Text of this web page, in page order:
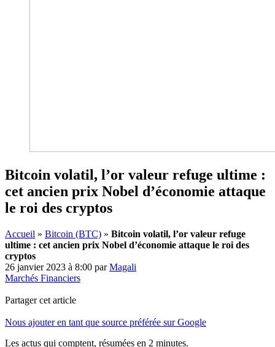
Bitcoin volatil, l’or valeur refuge ultime :
cet ancien prix Nobel d’économie attaque
le roi des cryptos
Accueil » Bitcoin (BTC) » Bitcoin volatil, l’or valeur refuge
ultime : cet ancien prix Nobel d’économie attaque le roi des
cryptos
26 janvier 2023 à 8:00 parMagali
Marchés Financiers
Partager cet article
Nous ajouter en tant que source préférée sur Google
Les actus qui comptent, résumées en 2 minutes.